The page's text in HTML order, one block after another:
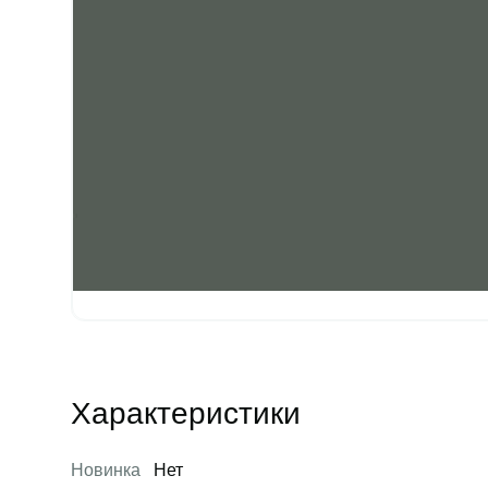
Характеристики
Новинка Нет